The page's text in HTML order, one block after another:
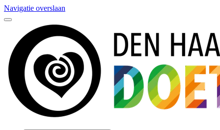
Navigatie overslaan